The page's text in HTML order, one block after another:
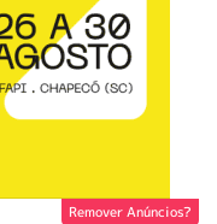
Remover Anúncios?